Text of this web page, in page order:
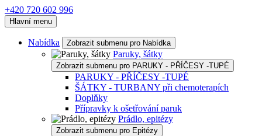
+420 720 602 996
Hlavní menu
Nabídka Zobrazit submenu pro Nabídka
Paruky, šátky
Zobrazit submenu pro PARUKY - PŘÍČESY -TUPÉ
PARUKY - PŘÍČESY -TUPÉ
ŠÁTKY - TURBANY při chemoterapích
Doplňky
Přípravky k ošetřování paruk
Prádlo, epitézy
Zobrazit submenu pro Epitézy